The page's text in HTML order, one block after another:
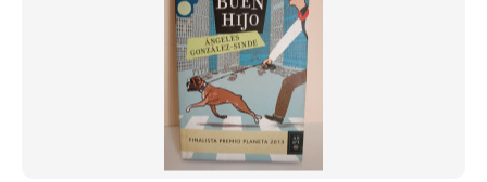
Métodos de pago
Transferencia bancaria
Mastercard
Bancontact